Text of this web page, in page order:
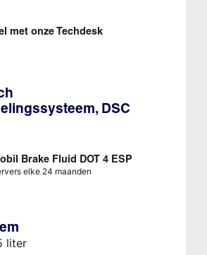
met onze Techdesk
DSC
Brake Fluid DOT 4 ESP
elke 24 maanden
liter